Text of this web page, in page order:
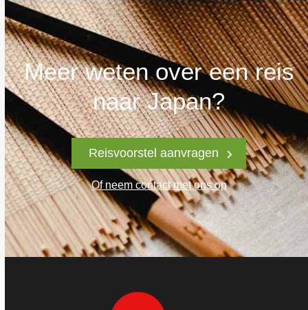
Meer weten over een reis
naar Japan?
Reisvoorstel aanvragen
Of neem contact met ons op